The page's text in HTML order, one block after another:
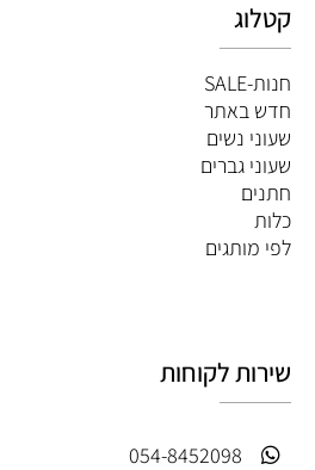
קטלוג
חנות-SALE
חדש באתר
שעוני נשים
שעוני גברים
חתנים
כלות
לפי מותגים
שירות לקוחות
054-8452098